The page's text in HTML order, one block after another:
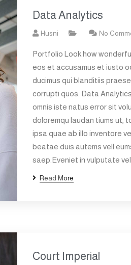
Data Analytics
Husni No
Portfolio Look how
eos et accusamus et iusto
ducimus qui blanditiis
corrupti quos. Data
omnis iste natus error sit
doloremqu laudan tiums ut,
ipsa quae ab illo inventore
beatae duis autems vell
saep.Eveniet in vulputate
Read More
Court Imperial